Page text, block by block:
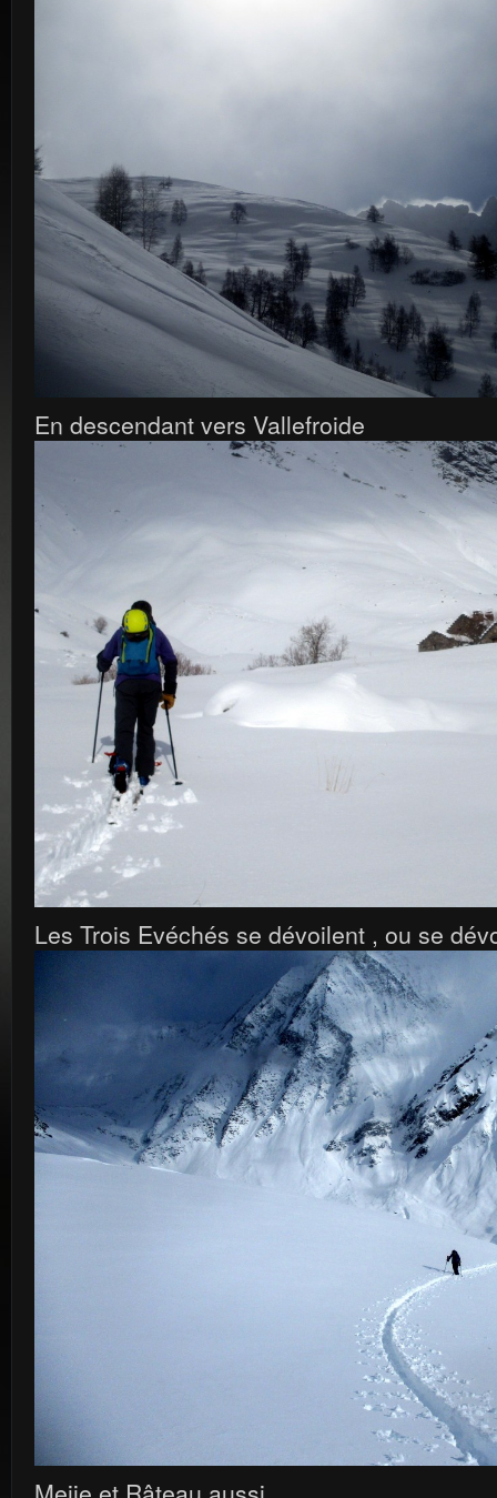
En descendant vers Vallefroide
Les Trois Evéchés se dévoilent , ou se